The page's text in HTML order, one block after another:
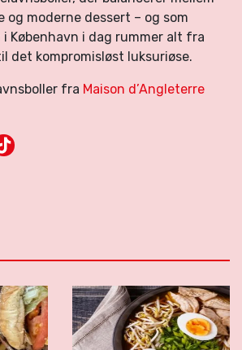
og moderne dessert – og som
København i dag rummer alt fra
kompromisløst luksuriøse.
fra Maison d’Angleterre